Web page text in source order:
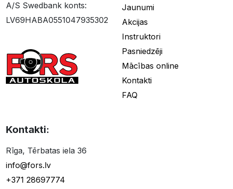
A/S Swedbank konts:
LV69HABA0551047935302
Jaunumi
Akcijas
Instruktori
Pasniedzēji
Mācības online
Kontakti
FAQ
Kontakti:
Rīga, Tērbatas iela 36
info@fors.lv
+371 28697774